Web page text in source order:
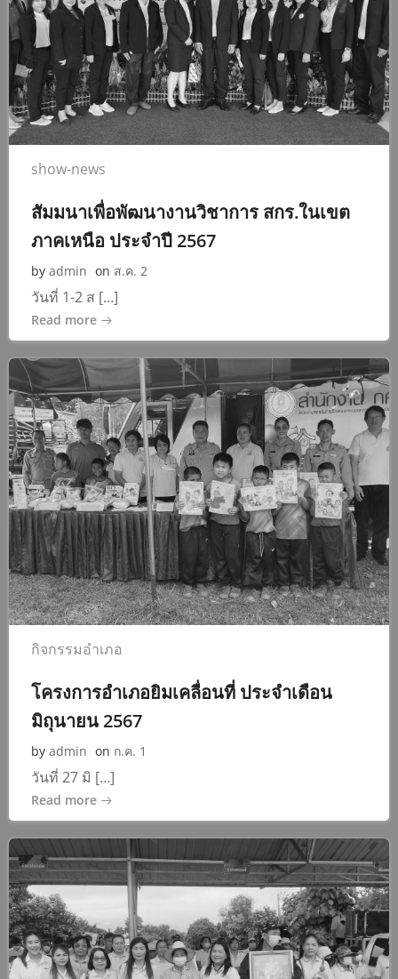
show-news
สัมมนาเพื่อพัฒนางานวิชาการ สกร.ในเขต
ภาคเหนือ ประจำปี 2567
by admin on ส.ค. 2
วันที่ 1-2 ส […]
Read more
กิจกรรมอำเภอ
โครงการอำเภอยิมเคลื่อนที่ ประจำเดือน
มิถุนายน 2567
by admin on ก.ค. 1
วันที่ 27 มิ […]
Read more